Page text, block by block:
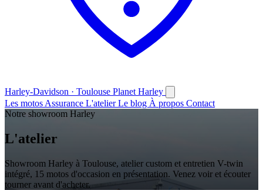
Harley-Davidson · Toulouse Planet Harley
Les motos Assurance L'atelierLe blog À propos Contact
Notre showroom Harley
L'atelier
Showroom Harley à Toulouse, atelier custom et entretien V-twin
intégré, 15 motos d'occasion en présentation. Venez voir et écouter
tourner avant d'acheter.